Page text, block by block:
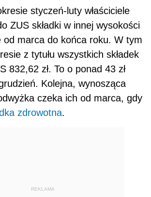
styczeń-luty właściciele
ZUS składki w innej wysokości
od marca do końca roku. W tym
z tytułu wszystkich składek
832,62 zł. To o ponad 43 zł
Kolejna, wynosząca
czeka ich od marca, gdy
zdrowotna.
REKLAMA